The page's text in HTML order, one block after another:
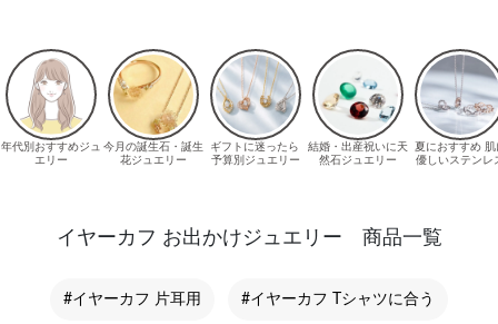
イヤーカフ お出かけジュエリー 商品一覧
#イヤーカフ 片耳用 #イヤーカフ Tシャツに合う